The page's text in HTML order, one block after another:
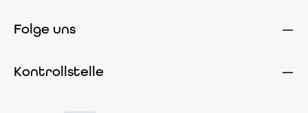
Folge uns
Kontrollstelle